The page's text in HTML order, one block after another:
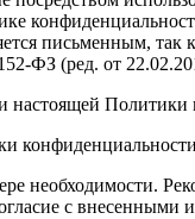
письменным,
ФЗ (ред. от
настоящей
необходимости.
с внесенными